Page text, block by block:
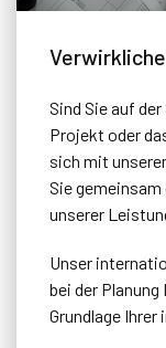
Sind Sie auf
Projekt oder
sich mit
Sie
unserer
Unser
bei der
Grundlage Ihrer